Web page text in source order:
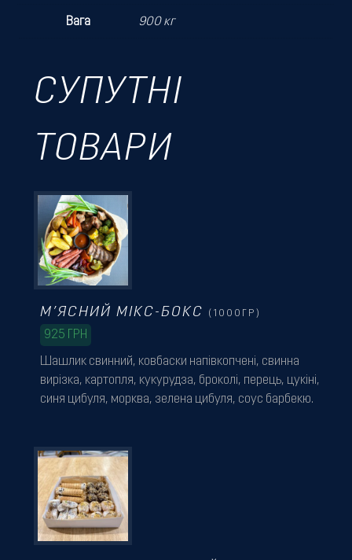
Вага 900 кг
СУПУТНІ
ТОВАРИ
Шашлик свинний, ковбаски напівкопчені, свинна
вирізка, картопля, кукурудза, броколі, перець, цукіні,
синя цибуля, морква, зелена цибуля, соус барбекю.
М’ЯСНИЙ МІКС-БОКС (1000ГР)
925 ГРН